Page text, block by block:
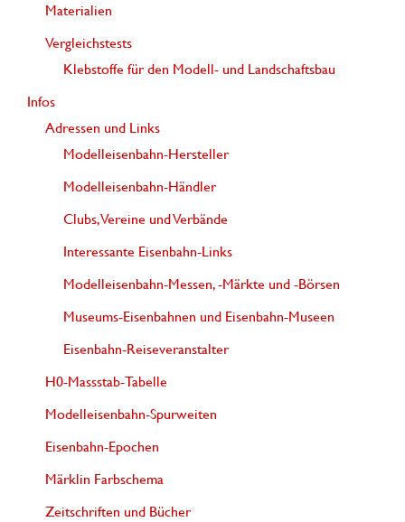
Materialien
Vergleichstests
Klebstoffe für den Modell- und Landschaftsbau
Infos
Adressen und Links
Modelleisenbahn-Hersteller
Modelleisenbahn-Händler
Clubs, Vereine und Verbände
Interessante Eisenbahn-Links
Modelleisenbahn-Messen, -Märkte und -Börsen
Museums-Eisenbahnen und Eisenbahn-Museen
Eisenbahn-Reiseveranstalter
H0-Massstab-Tabelle
Modelleisenbahn-Spurweiten
Eisenbahn-Epochen
Märklin Farbschema
Zeitschriften und Bücher